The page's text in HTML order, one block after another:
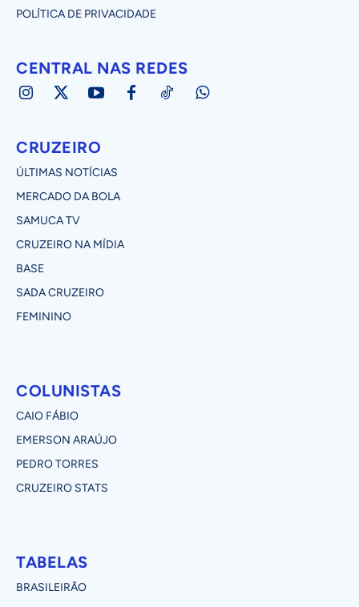
POLÍTICA DE PRIVACIDADE
CENTRAL NAS REDES
CRUZEIRO
ÚLTIMAS NOTÍCIAS
MERCADO DA BOLA
SAMUCA TV
CRUZEIRO NA MÍDIA
BASE
SADA CRUZEIRO
FEMININO
COLUNISTAS
CAIO FÁBIO
EMERSON ARAÚJO
PEDRO TORRES
CRUZEIRO STATS
TABELAS
BRASILEIRÃO